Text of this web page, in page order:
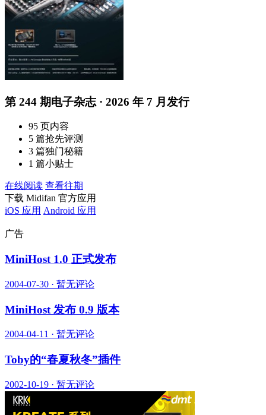
第 244 期电子杂志 · 2026 年 7 月发行
95 页内容
5 篇抢先评测
3 篇独门秘籍
1 篇小贴士
在线阅读 查看往期
下载 Midifan 官方应用
iOS 应用 Android 应用
广告
MiniHost 1.0 正式发布
2004-07-30 · 暂无评论
MiniHost 发布 0.9 版本
2004-04-11 · 暂无评论
Toby的“春夏秋冬”插件
2002-10-19 · 暂无评论